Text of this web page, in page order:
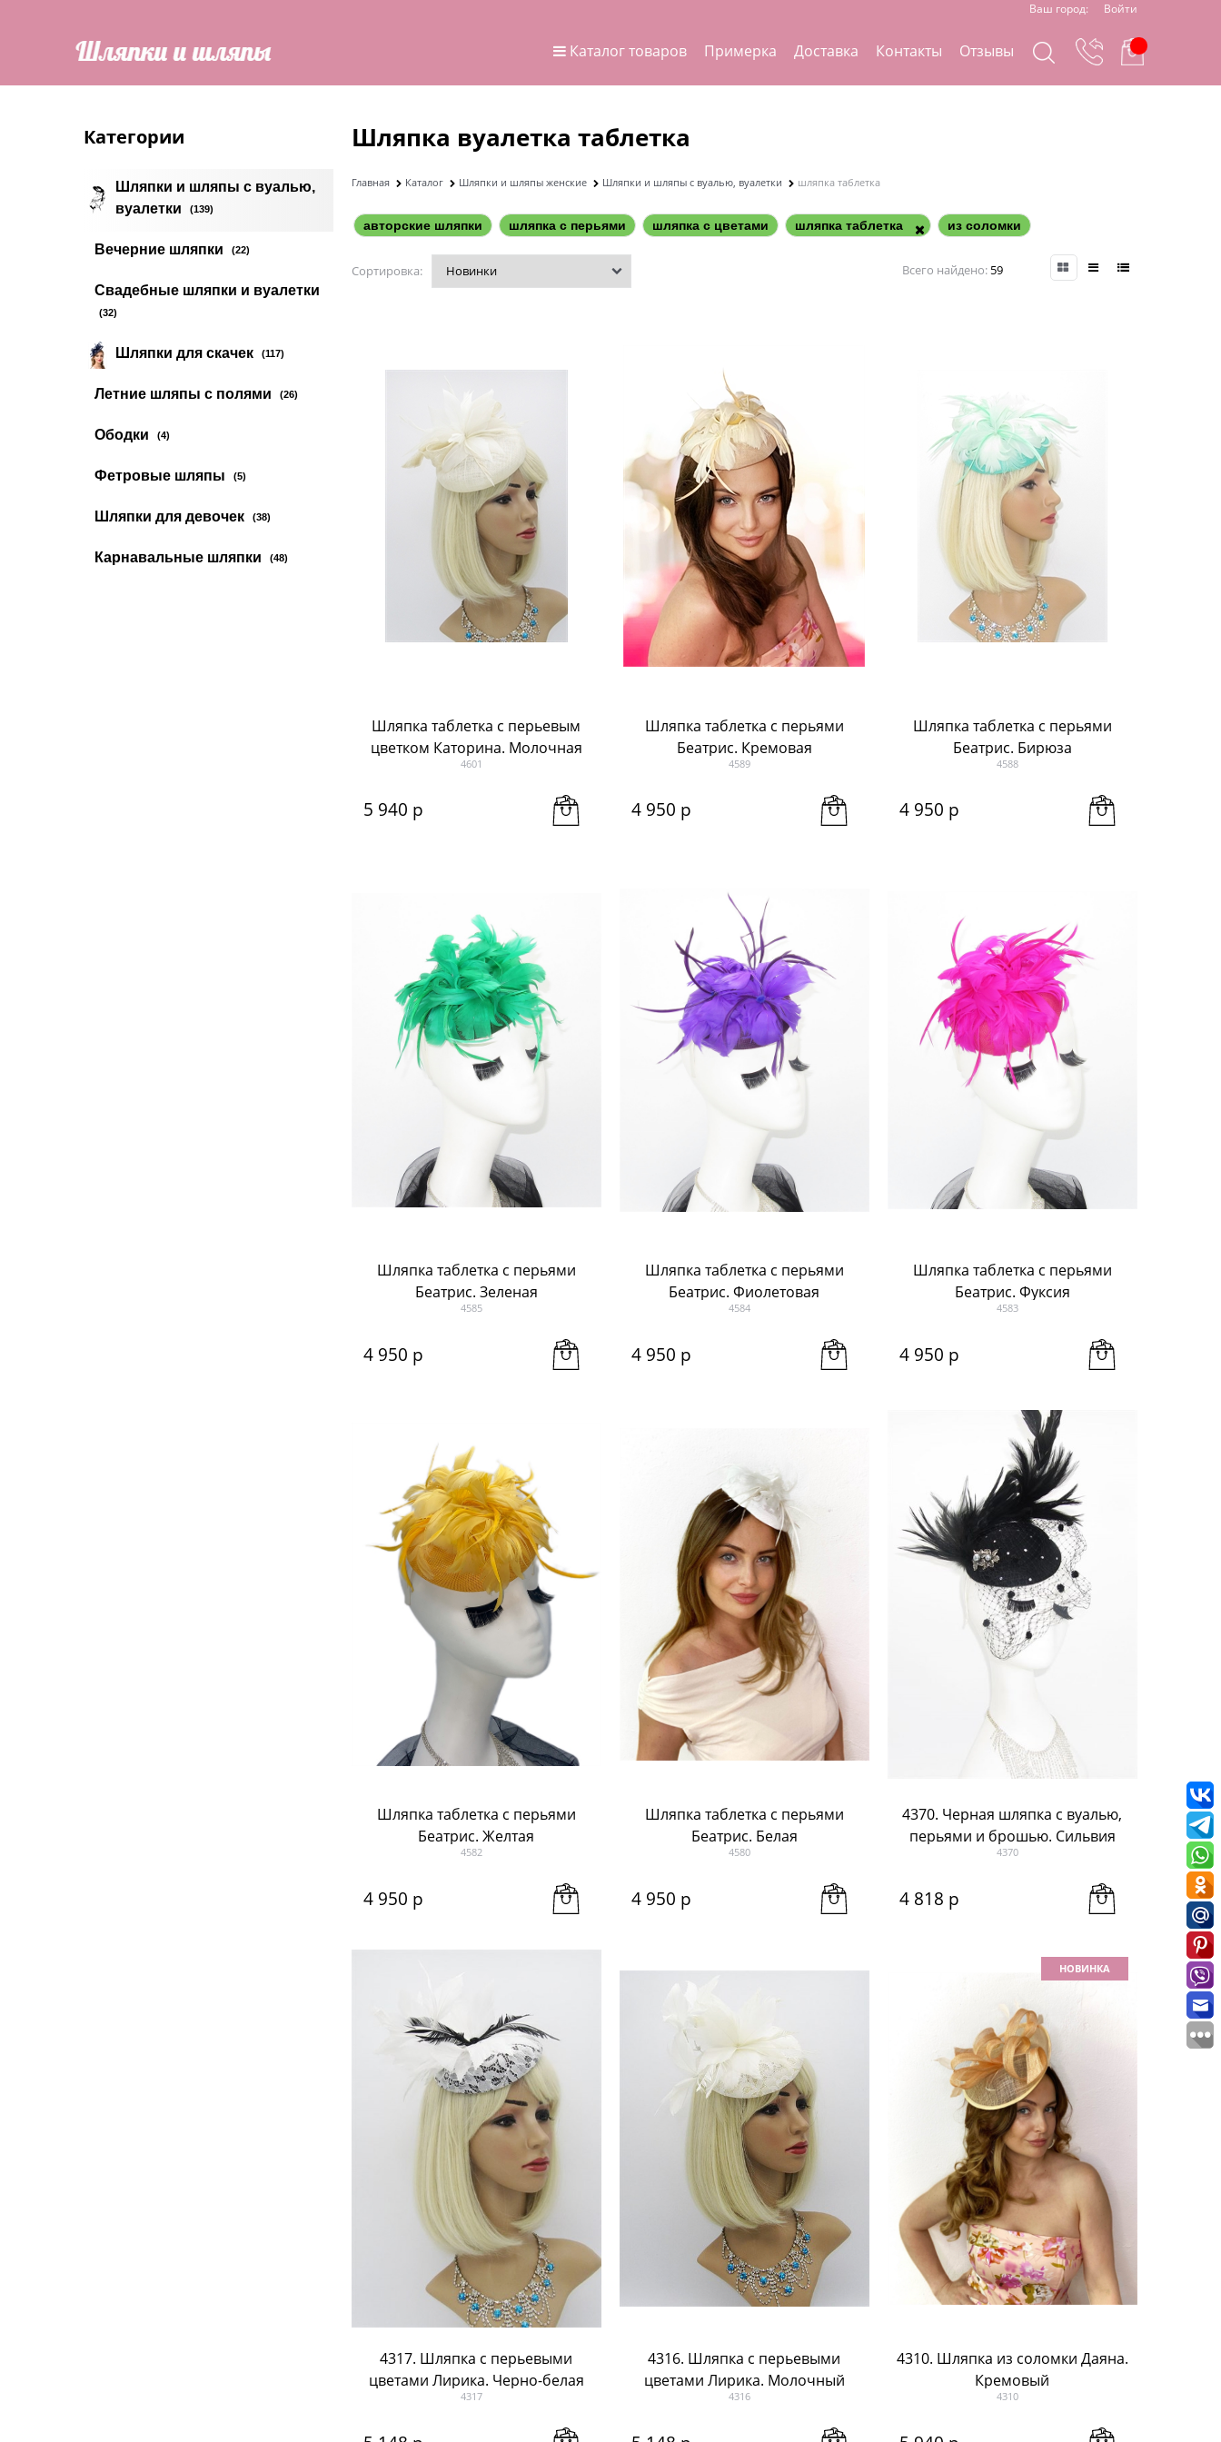
Ваш город: Войти
Каталог товаров Примерка Доставка Контакты Отзывы
Категории
Шляпки и шляпы с вуалью,
вуалетки
(139)
Вечерние шляпки (22)
Свадебные шляпки и вуалетки
(32)
Шляпки для скачек (117)
Летние шляпы с полями (26)
Ободки (4)
Фетровые шляпы (5)
Шляпки для девочек (38)
Карнавальные шляпки (48)
Шляпка вуалетка таблетка
Главная Каталог Шляпки и шляпы женские Шляпки и шляпы с вуалью, вуалетки шляпка таблетка
авторские шляпки шляпка с перьями шляпка с цветами шляпка таблетка из соломки
Сортировка: Всего найдено: 59
Шляпка таблетка с перьевым
цветком Каторина. Молочная
4601
5 940 р
Шляпка таблетка с перьями
Беатрис. Кремовая
4589
4 950 р
Шляпка таблетка с перьями
Беатрис. Бирюза
4588
4 950 р
Шляпка таблетка с перьями
Беатрис. Зеленая
4585
4 950 р
Шляпка таблетка с перьями
Беатрис. Фиолетовая
4584
4 950 р
Шляпка таблетка с перьями
Беатрис. Фуксия
4583
4 950 р
Шляпка таблетка с перьями
Беатрис. Желтая
4582
4 950 р
Шляпка таблетка с перьями
Беатрис. Белая
4580
4 950 р
4370. Черная шляпка с вуалью,
перьями и брошью. Сильвия
4370
4 818 р
4317. Шляпка с перьевыми
цветами Лирика. Черно-белая
4317
4316. Шляпка с перьевыми
цветами Лирика. Молочный
4316
4310. Шляпка из соломки Даяна.
Кремовый
4310
НОВИНКА